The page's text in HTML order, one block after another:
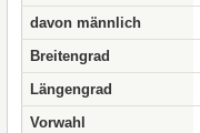
davon männlich
Breitengrad
Längengrad
Vorwahl